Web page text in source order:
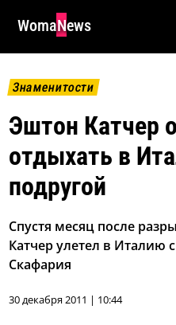
WomaNews
Знаменитости
Эштон Катчер
отдыхать в
подругой
Спустя месяц после
Катчер улетел в Италию
Скафария
30 декабря 2011 | 10:44